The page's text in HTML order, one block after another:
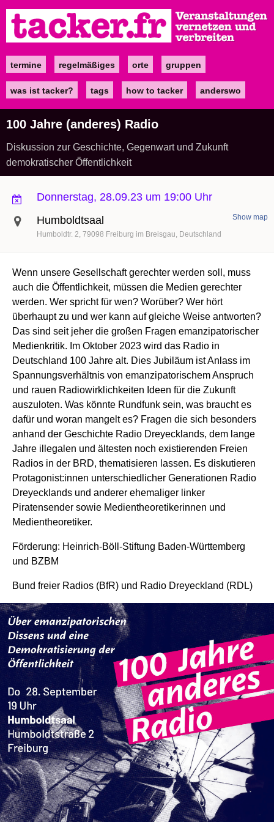
zum
Inhalt
Maintermine regelmäßiges orte gruppen
was ist tacker? tags how to tacker anderswo
100 Jahre (anderes) Radio
Diskussion zur Geschichte, Gegenwart und Zukunft
demokratischer Öffentlichkeit
Donnerstag, 28.09.23 um 19:00 Uhr
Humboldtsaal
Humboldtr. 2 79098 Freiburg im Breisgau Deutschland
Show map
Wenn unsere Gesellschaft gerechter werden soll, muss
auch die Öffentlich­keit, müssen die Medien gerechter
werden. Wer spricht für wen? Worüber? Wer hört
überhaupt zu und wer kann auf gleiche Weise antworten?
Das sind seit jeher die großen Fragen emanzipa­torischer
Medienkritik. Im Oktober 2023 wird das Radio in
Deutschland 100 Jahre alt. Dies Jubiläum ist Anlass im
Spannungsverhältnis von emanzipatorischem Anspruch
und rauen Radiowirklichkeiten Ideen für die Zukunft
auszuloten. Was könnte Rundfunk sein, was braucht es
dafür und woran mangelt es? Fragen die sich besonders
anhand der Geschichte Radio Dreyecklands, dem lange
Jahre illegalen und ältesten noch existierenden Freien
Radios in der BRD, thematisieren lassen. Es diskutieren
Protagonist:innen unterschiedlicher Generationen Radio
Dreyecklands und anderer ehemaliger linker
Piratensender sowie Medientheoretikerinnen und
Medientheoretiker.
Förderung: Heinrich-Böll-Stiftung Baden-Württemberg
und BZBM
Bund freier Radios (BfR) und Radio Dreyeckland (RDL)